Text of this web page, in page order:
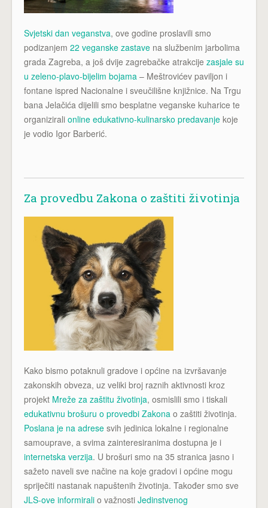
Svjetski dan veganstva, ove godine proslavili smo
podizanjem 22 veganske zastave na službenim jarbolima
grada Zagreba, a još dvije zagrebačke atrakcije zasjale su
u zeleno-plavo-bijelim bojama – Meštrovićev paviljon i
fontane ispred Nacionalne i sveučilišne knjižnice. Na Trgu
bana Jelačića dijelili smo besplatne veganske kuharice te
organizirali online edukativno-kulinarsko predavanje koje
je vodio Igor Barberić.
Za provedbu Zakona o zaštiti životinja
Kako bismo potaknuli gradove i općine na izvršavanje
zakonskih obveza, uz veliki broj raznih aktivnosti kroz
projekt Mreže za zaštitu životinja, osmislili smo i tiskali
edukativnu brošuru o provedbi Zakona o zaštiti životinja.
Poslana je na adrese svih jedinica lokalne i regionalne
samouprave, a svima zainteresiranima dostupna je i
internetska verzija. U brošuri smo na 35 stranica jasno i
sažeto naveli sve načine na koje gradovi i općine mogu
spriječiti nastanak napuštenih životinja. Također smo sve
JLS-ove informirali o važnosti Jedinstvenog